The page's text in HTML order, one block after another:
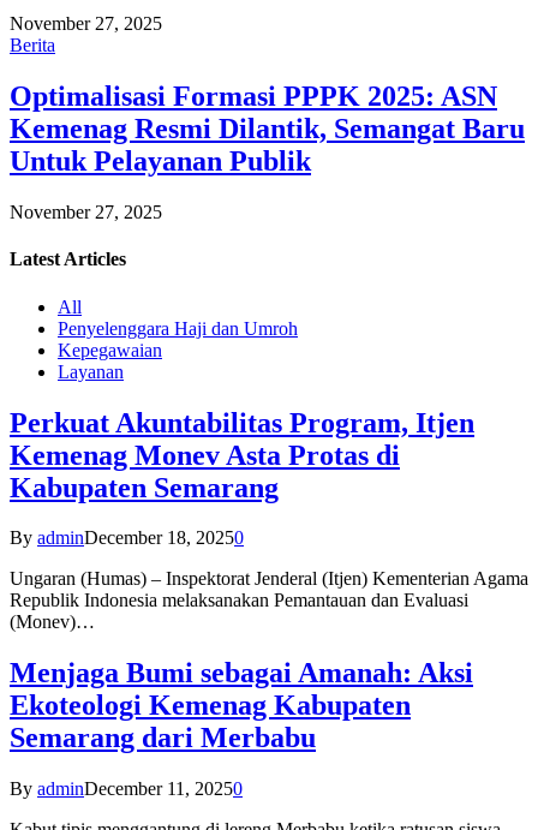
November 27, 2025
Berita
Optimalisasi Formasi PPPK 2025: ASN
Kemenag Resmi Dilantik, Semangat Baru
Untuk Pelayanan Publik
November 27, 2025
Latest Articles
All
Penyelenggara Haji dan Umroh
Kepegawaian
Layanan
Perkuat Akuntabilitas Program, Itjen
Kemenag Monev Asta Protas di
Kabupaten Semarang
By adminDecember 18, 20250
Ungaran (Humas) – Inspektorat Jenderal (Itjen) Kementerian Agama
Republik Indonesia melaksanakan Pemantauan dan Evaluasi
(Monev)…
Menjaga Bumi sebagai Amanah: Aksi
Ekoteologi Kemenag Kabupaten
Semarang dari Merbabu
By adminDecember 11, 20250